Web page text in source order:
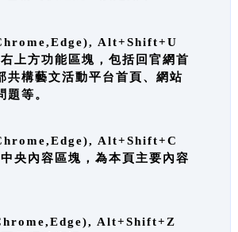
Alt+Shift+U
上方功能區塊，包括回官網首
共構藝文活動平台首頁、網站
題等。
Alt+Shift+C
央內容區塊，為本頁主要內容
Alt+Shift+Z